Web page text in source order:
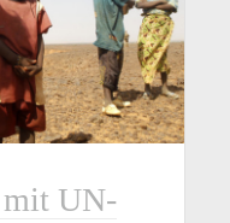
UN-